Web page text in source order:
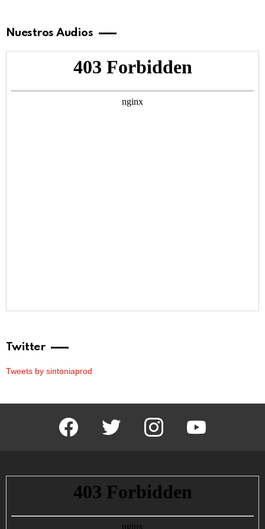
Nuestros Audios
Twitter
Tweets by sintoniaprod
facebook twitter instagram youtube